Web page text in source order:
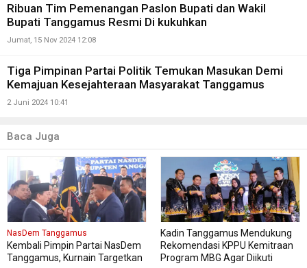
Ribuan Tim Pemenangan Paslon Bupati dan Wakil
Bupati Tanggamus Resmi Di kukuhkan
Jumat, 15 Nov 2024 12:08
Tiga Pimpinan Partai Politik Temukan Masukan Demi
Kemajuan Kesejahteraan Masyarakat Tanggamus
2 Juni 2024 10:41
Baca Juga
NasDem Tanggamus
Kembali Pimpin Partai NasDem
Tanggamus, Kurnain Targetkan
Kadin Tanggamus Mendukung
Rekomendasi KPPU Kemitraan
Program MBG Agar Diikuti